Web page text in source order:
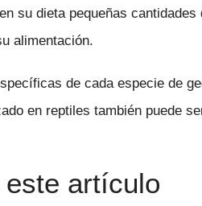
su dieta pequeñas
alimentación.
de cada especie de
en reptiles también puede
artículo